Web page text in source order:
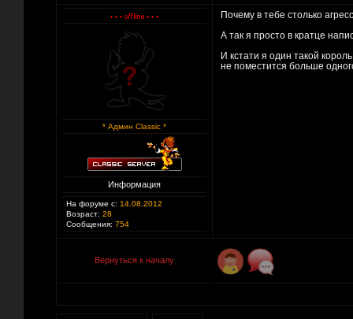
* Админ Classic *
Информация
На форуме с: 14.08.2012
Возраст: 28
Сообщения: 754
Почему в тебе столько
А так я просто в кратце
И кстати я один такой
не поместится больше
Вернуться к началу